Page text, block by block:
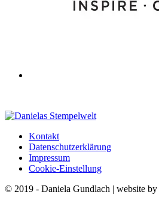
Kontakt
Datenschutzerklärung
Impressum
Cookie-Einstellung
© 2019 - Daniela Gundlach | website by